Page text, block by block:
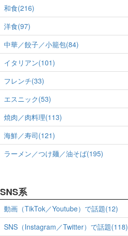
和食(216)
洋食(97)
中華／餃子／小籠包(84)
イタリアン(101)
フレンチ(33)
エスニック(53)
焼肉／肉料理(113)
海鮮／寿司(121)
ラーメン／つけ麺／油そば(195)
SNS系
動画（TikTok／Youtube）で話題(12)
SNS（Instagram／Twitter）で話題(118)